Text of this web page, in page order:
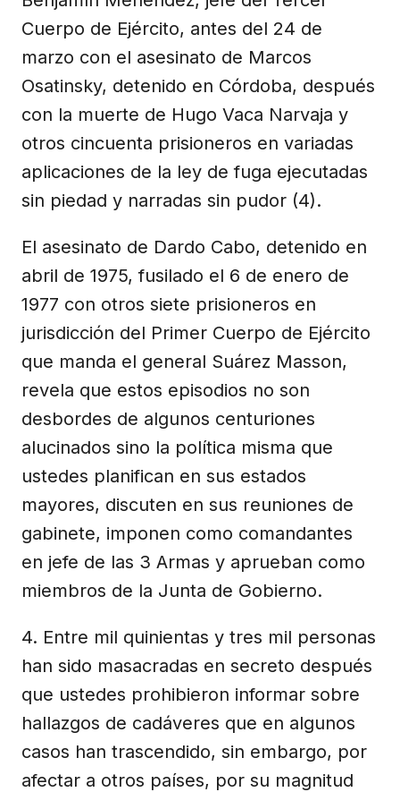
Cuerpo de Ejército, antes del 24 de
marzo con el asesinato de Marcos
Osatinsky, detenido en Córdoba, después
con la muerte de Hugo Vaca Narvaja y
otros cincuenta prisioneros en variadas
aplicaciones de la ley de fuga ejecutadas
sin piedad y narradas sin pudor (4).
El asesinato de Dardo Cabo, detenido en
abril de 1975, fusilado el 6 de enero de
1977 con otros siete prisioneros en
jurisdicción del Primer Cuerpo de Ejército
que manda el general Suárez Masson,
revela que estos episodios no son
desbordes de algunos centuriones
alucinados sino la política misma que
ustedes planifican en sus estados
mayores, discuten en sus reuniones de
gabinete, imponen como comandantes
en jefe de las 3 Armas y aprueban como
miembros de la Junta de Gobierno.
4. Entre mil quinientas y tres mil personas
han sido masacradas en secreto después
que ustedes prohibieron informar sobre
hallazgos de cadáveres que en algunos
casos han trascendido, sin embargo, por
afectar a otros países, por su magnitud